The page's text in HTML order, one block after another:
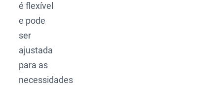
é flexível
e pode
ser
ajustada
para as
necessidades